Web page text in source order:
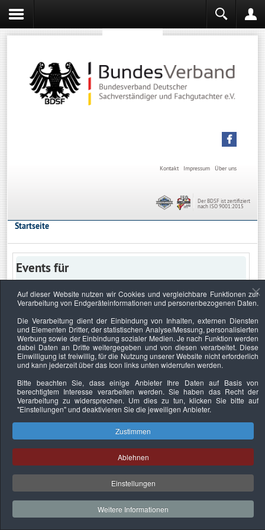
Über uns
Impressum
Kontakt
Der BDSF ist zertifiziert
nach ISO 9001:2015
Startseite
Events für
Keine Termine
Datenschutzerklärung Urheberrechtsnachweise Nachhaltigkeit
Copyright © 2026. Bundesverband Deutscher
Sachverständiger und Fachgutachter e.V..
Auf dieser Website nutzen wir Cookies und vergleichbare Funktionen zur
Verarbeitung von Endgeräteinformationen und personenbezogenen Daten.
Die Verarbeitung dient der Einbindung von Inhalten, externen Diensten
und Elementen Dritter, der statistischen Analyse/Messung, personalisierten
Werbung sowie der Einbindung sozialer Medien. Je nach Funktion werden
dabei Daten an Dritte weitergegeben und von diesen verarbeitet. Diese
Einwilligung ist freiwillig, für die Nutzung unserer Website nicht erforderlich
und kann jederzeit über das Icon links unten widerrufen werden.
Bitte beachten Sie, dass einige Anbieter Ihre Daten auf Basis von
berechtigtem Interesse verarbeiten werden. Sie haben das Recht der
Verarbeitung zu widersprechen. Um dies zu tun, klicken Sie bitte auf
"Einstellungen"und deaktivieren Sie die jeweiligen Anbieter.
Zustimmen
Ablehnen
Einstellungen
Weitere Informationen